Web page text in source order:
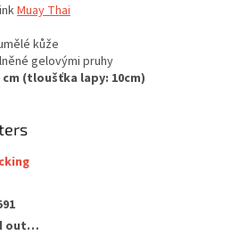
Muay Thai
kůže
gelovými pruhy
cm (tloušťka lapy: 10cm)
out…